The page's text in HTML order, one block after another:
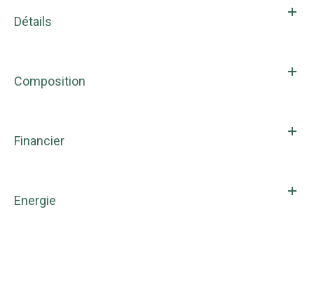
Détails
Composition
Financier
Energie